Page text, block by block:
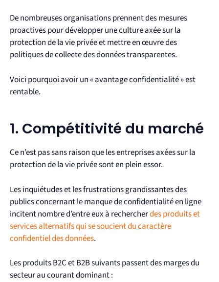
De nombreuses organisations prennent des mesures
proactives pour développer une culture axée sur la
protection de la vie privée et mettre en œuvre des
politiques de collecte des données transparentes.
Voici pourquoi avoir un « avantage confidentialité » est
rentable.
1. Compétitivité du marché
Ce n’est pas sans raison que les entreprises axées sur la
protection de la vie privée sont en plein essor.
Les inquiétudes et les frustrations grandissantes des
publics concernant le manque de confidentialité en ligne
incitent nombre d’entre eux à rechercherdes produits et
services alternatifs qui se soucient du caractère
confidentiel des données.
Les produits B2C et B2B suivants passent des marges du
secteur au courant dominant :